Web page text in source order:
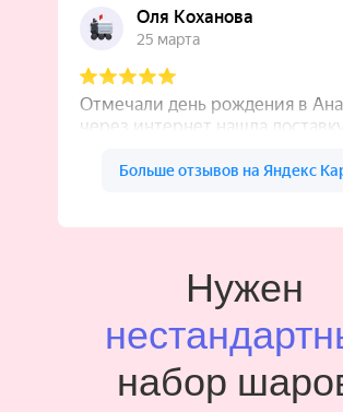
Нужен
набор